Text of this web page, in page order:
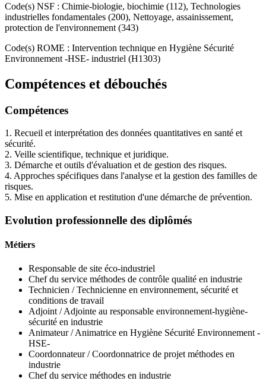
Code(s) NSF : Chimie-biologie, biochimie (112), Technologies
industrielles fondamentales (200), Nettoyage, assainissement,
protection de l'environnement (343)
Code(s) ROME : Intervention technique en Hygiène Sécurité
Environnement -HSE- industriel (H1303)
Compétences et débouchés
Compétences
1. Recueil et interprétation des données quantitatives en santé et
sécurité.
2. Veille scientifique, technique et juridique.
3. Démarche et outils d'évaluation et de gestion des risques.
4. Approches spécifiques dans l'analyse et la gestion des familles de
risques.
5. Mise en application et restitution d'une démarche de prévention.
Evolution professionnelle des diplômés
Métiers
Responsable de site éco-industriel
Chef du service méthodes de contrôle qualité en industrie
Technicien / Technicienne en environnement, sécurité et
conditions de travail
Adjoint / Adjointe au responsable environnement-hygiène-
sécurité en industrie
Animateur / Animatrice en Hygiène Sécurité Environnement -
HSE-
Coordonnateur / Coordonnatrice de projet méthodes en
industrie
Chef du service méthodes en industrie